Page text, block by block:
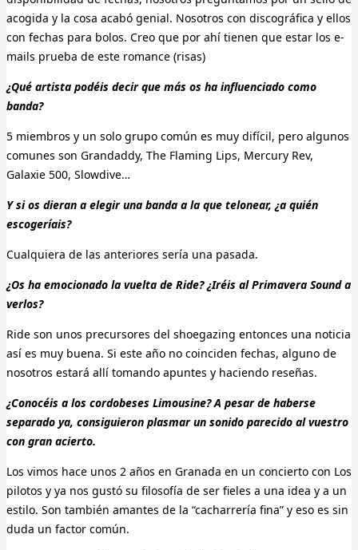
acogida y la cosa acabó genial. Nosotros con discográfica y ellos
con fechas para bolos. Creo que por ahí tienen que estar los e-
mails prueba de este romance (risas)
¿Qué artista podéis decir que más os ha influenciado como
banda?
5 miembros y un solo grupo común es muy difícil, pero algunos
comunes son Grandaddy, The Flaming Lips, Mercury Rev,
Galaxie 500, Slowdive…
Y si os dieran a elegir una banda a la que telonear, ¿a quién
escogeríais?
Cualquiera de las anteriores sería una pasada.
¿Os ha emocionado la vuelta de Ride? ¿Iréis al Primavera Sound a
verlos?
Ride son unos precursores del shoegazing entonces una noticia
así es muy buena. Si este año no coinciden fechas, alguno de
nosotros estará allí tomando apuntes y haciendo reseñas.
¿Conocéis a los cordobeses Limousine? A pesar de haberse
separado ya, consiguieron plasmar un sonido parecido al vuestro
con gran acierto.
Los vimos hace unos 2 años en Granada en un concierto con Los
pilotos y ya nos gustó su filosofía de ser fieles a una idea y a un
estilo. Son también amantes de la “cacharrería fina” y eso es sin
duda un factor común.